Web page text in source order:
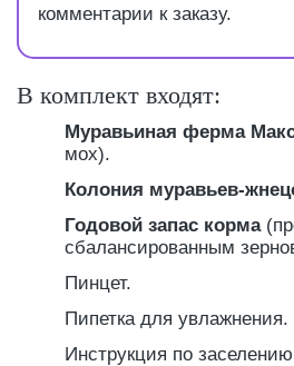
комментарии к заказу.
В комплект входят:
Муравьиная ферма
мох).
Колония муравьев-
Годовой запас корма
сбалансированным
Пинцет.
Пипетка для увлажнения.
Инструкция по